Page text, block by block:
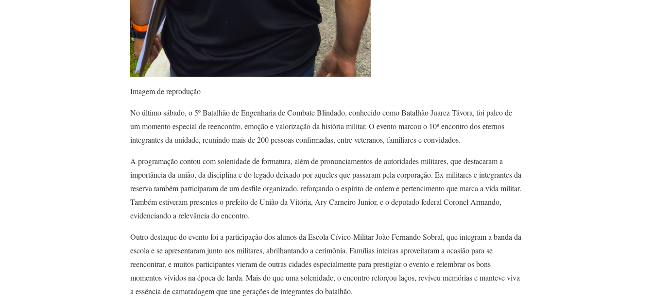
Imagem de reprodução
No último sábado, o 5º Batalhão de Engenharia de Combate Blindado, conhecido como Batalhão Juarez Távora, foi palco de
um momento especial de reencontro, emoção e valorização da história militar. O evento marcou o 10º encontro dos eternos
integrantes da unidade, reunindo mais de 200 pessoas confirmadas, entre veteranos, familiares e convidados.
A programação contou com solenidade de formatura, além de pronunciamentos de autoridades militares, que destacaram a
importância da união, da disciplina e do legado deixado por aqueles que passaram pela corporação. Ex-militares e integrantes da
reserva também participaram de um desfile organizado, reforçando o espírito de ordem e pertencimento que marca a vida militar.
Também estiveram presentes o prefeito de União da Vitória, Ary Carneiro Junior, e o deputado federal Coronel Armando,
evidenciando a relevância do encontro.
Outro destaque do evento foi a participação dos alunos da Escola Cívico-Militar João Fernando Sobral, que integram a banda da
escola e se apresentaram junto aos militares, abrilhantando a cerimônia. Famílias inteiras aproveitaram a ocasião para se
reencontrar, e muitos participantes vieram de outras cidades especialmente para prestigiar o evento e relembrar os bons
momentos vividos na época de farda. Mais do que uma solenidade, o encontro reforçou laços, reviveu memórias e manteve viva
a essência de camaradagem que une gerações de integrantes do batalhão.